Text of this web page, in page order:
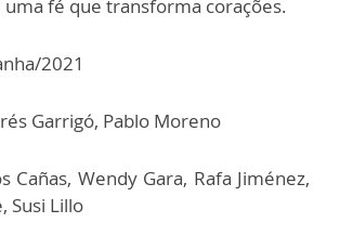
uma fé que transforma corações.
2021
Garrigó, Pablo Moreno
Cañas, Wendy Gara, Rafa Jiménez,
Susi Lillo